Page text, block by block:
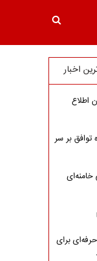
اخبار
اطلاع
توافق بر سر
برای